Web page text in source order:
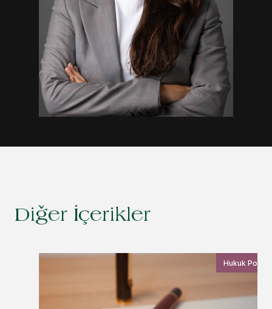
Diğer İçerikler
Hukuk